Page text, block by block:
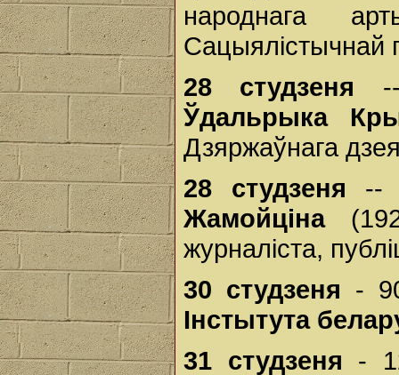
народнага
Сацыялістычнай
28 студзеня
Ўдальрыка
Дзяржаўнага
28 студзеня --
Жамойціна
журналіста,
30 студзеня -
Інстытута
31 студзеня -